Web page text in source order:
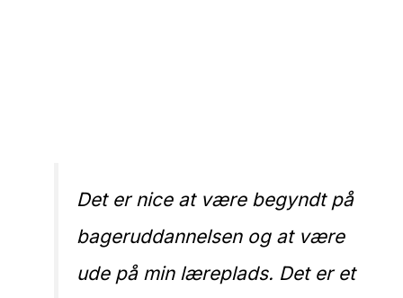
Det erniceat være begyndt på
bageruddannelsen og at være
ude på min læreplads. Det er et